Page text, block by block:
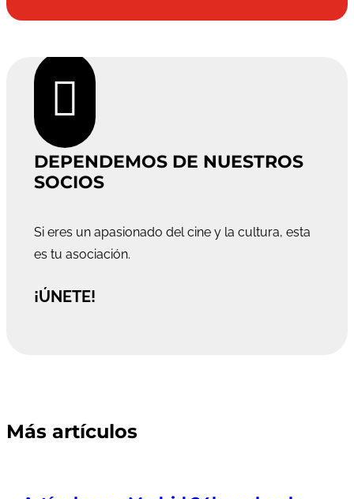

DEPENDEMOS DE NUESTROS
SOCIOS
Si eres un apasionado del cine y la cultura, esta
es tu asociación.
¡ÚNETE!
Más artículos